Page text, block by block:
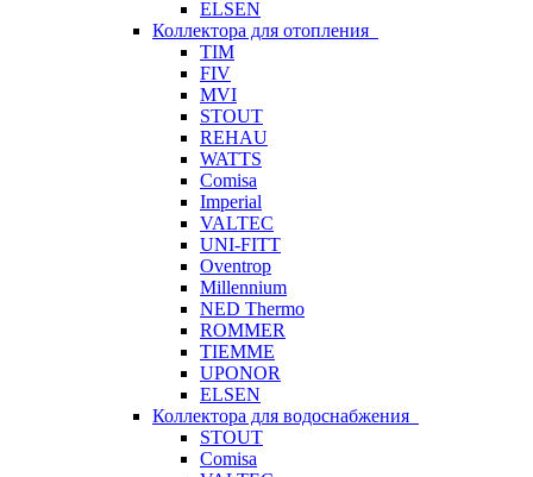
ELSEN
Коллектора для отопления
TIM
FIV
MVI
STOUT
REHAU
WATTS
Comisa
Imperial
VALTEC
UNI-FITT
Oventrop
Millennium
NED Thermo
ROMMER
TIEMME
UPONOR
ELSEN
Коллектора для водоснабжения
STOUT
Comisa